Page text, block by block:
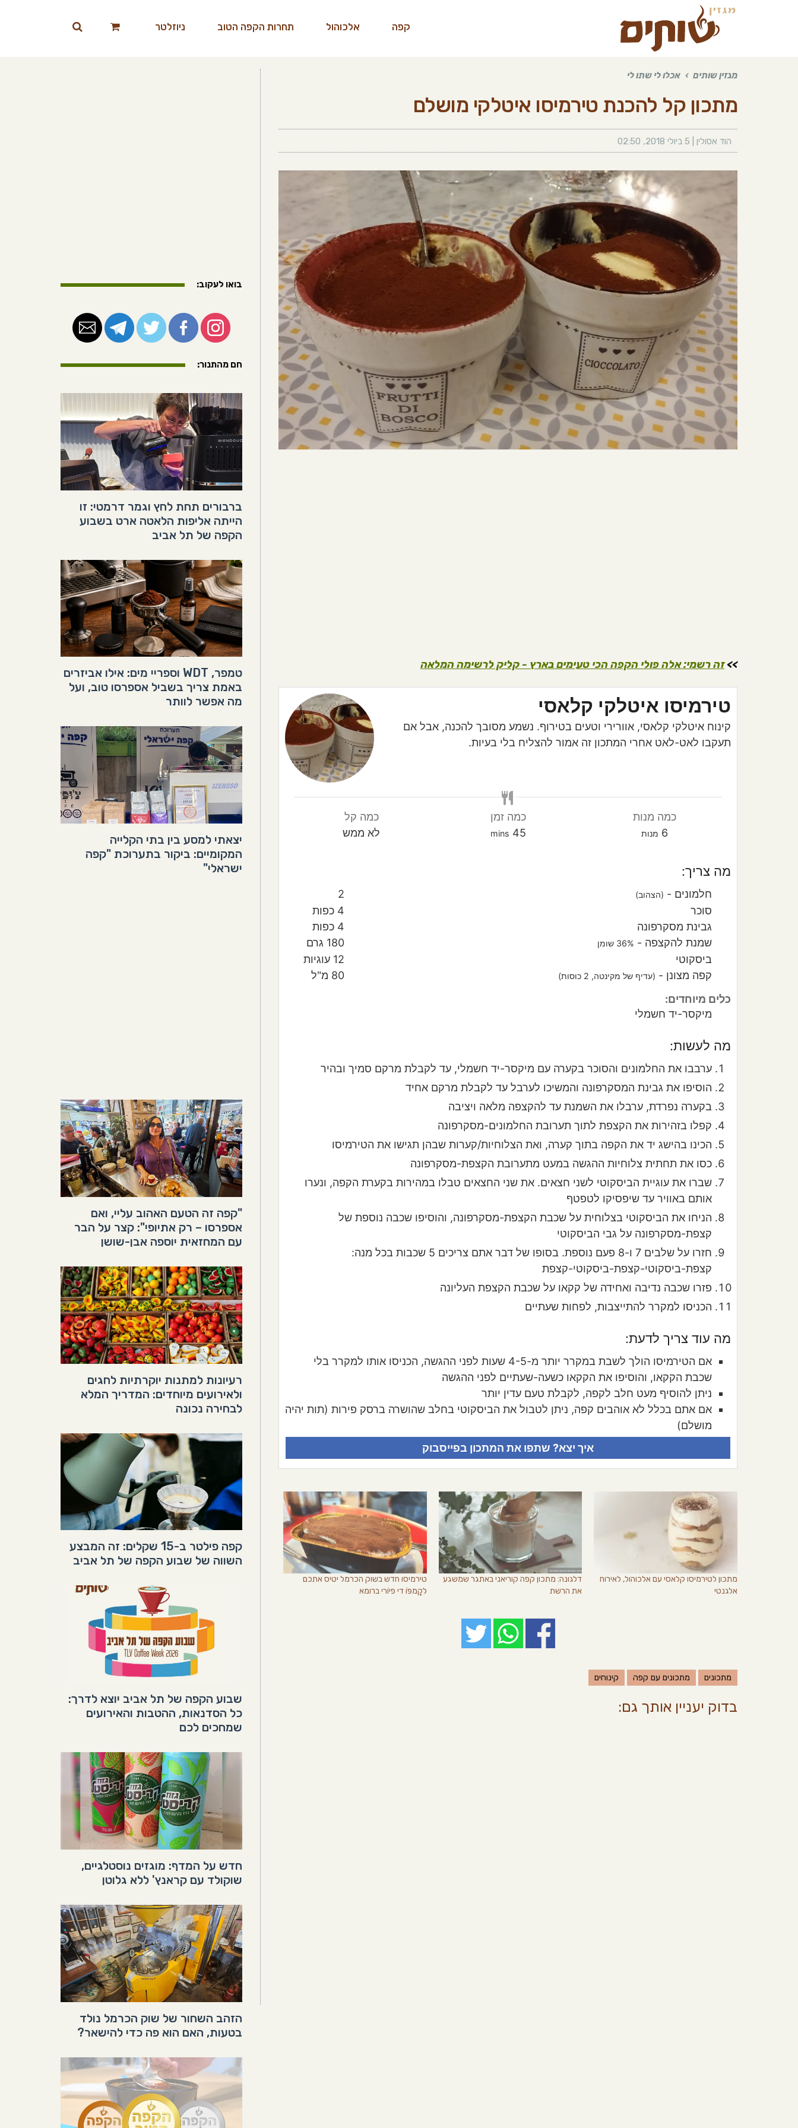
קפה אלכוהול תחרות הקפה הטוב ניוזלטר
מגזין שותים › אכלו לי שתו לי
מתכון קל להכנת טירמיסו איטלקי מושלם
הוד אסולין 5 ביולי 2018 ,
02:50
>>זה רשמי: אלה פולי הקפה הכי טעימים בארץ - קליק לרשימה המלאה
טירמיסו איטלקי קלאסי
קינוח איטלקי קלאסי, אוורירי וטעים בטירוף. נשמע מסובך להכנה, אבל אם
תעקבו לאט-לאט אחרי המתכון זה אמור להצליח בלי בעיות.
כמה מנות
6 מנות
כמה זמן
45
minutes
mins
כמה קל
לא ממש
מה צריך:
חלמונים - (הצהוב)
2
סוכר
4 כפות
גבינת מסקרפונה
4 כפות
שמנת להקצפה - 36% שומן 180 גרם
ביסקוטי
12 עוגיות
קפה מצונן - (עדיף של מקינטה, 2 כוסות) 80 מ"ל
כלים מיוחדים:
מיקסר-יד חשמלי
מה לעשות:
ערבבו את החלמונים והסוכר בקערה עם מיקסר-יד חשמלי, עד לקבלת מרקם סמיך ובהיר
הוסיפו את גבינת המסקרפונה והמשיכו לערבל עד לקבלת מרקם אחיד
בקערה נפרדת, ערבלו את השמנת עד להקצפה מלאה ויציבה
קפלו בזהירות את הקצפת לתוך תערובת החלמונים-מסקרפונה
הכינו בהישג יד את הקפה בתוך קערה, ואת הצלוחיות/קערות שבהן תגישו את הטירמיסו
כסו את תחתית צלוחיות ההגשה במעט מתערובת הקצפת-מסקרפונה
שברו את עוגיית הביסקוטי לשני חצאים. את שני החצאים טבלו במהירות בקערת הקפה, ונערו
אותם באוויר עד שיפסיקו לטפטף
הניחו את הביסקוטי בצלוחית על שכבת הקצפת-מסקרפונה, והוסיפו שכבה נוספת של
קצפת-מסקרפונה על גבי הביסקוטי
חזרו על שלבים 7 ו-8 פעם נוספת. בסופו של דבר אתם צריכים 5 שכבות בכל מנה:
קצפת-ביסקוטי-קצפת-ביסקוטי-קצפת
פזרו שכבה נדיבה ואחידה של קקאו על שכבת הקצפת העליונה
הכניסו למקרר להתייצבות, לפחות שעתיים
מה עוד צריך לדעת:
אם הטירמיסו הולך לשבת במקרר יותר מ-4-5 שעות לפני ההגשה, הכניסו אותו למקרר בלי
שכבת הקקאו, והוסיפו את הקקאו כשעה-שעתיים לפני ההגשה
ניתן להוסיף מעט חלב לקפה, לקבלת טעם עדין יותר
אם אתם בכלל לא אוהבים קפה, ניתן לטבול את הביסקוטי בחלב שהושרה ברסק פירות (תות יהיה
מושלם)
איך יצא? שתפו את המתכון בפייסבוק
מתכון לטירמיסו קלאסי עם אלכוהול, לאירוח
אלגנטי
דלגונה: מתכון קפה קוריאני באתגר שמשגע
את הרשת
טירמיסו חדש בשוק הכרמל יטיס אתכם
לקָמפּוֹ די פיוֹרי ברומא
מתכונים מתכונים עם קפה קינוחים
בדוק יעניין אותך גם:
בואו לעקוב:
חם מהתנור:
ברבורים תחת לחץ וגמר דרמטי: זו
הייתה אליפות הלאטה ארט בשבוע
הקפה של תל אביב
טמפר, WDT וספריי מים: אילו אביזרים
באמת צריך בשביל אספרסו טוב, ועל
מה אפשר לוותר
יצאתי למסע בין בתי הקלייה
המקומיים: ביקור בתערוכת "קפה
ישראלי"
"קפה זה הטעם האהוב עליי, ואם
אספרסו – רק אתיופי": קצר על הבר
עם המחזאית יוספה אבן-שושן
רעיונות למתנות יוקרתיות לחגים
ולאירועים מיוחדים: המדריך המלא
לבחירה נכונה
קפה פילטר ב-15 שקלים: זה המבצע
השווה של שבוע הקפה של תל אביב
שבוע הקפה של תל אביב יוצא לדרך:
כל הסדנאות, ההטבות והאירועים
שמחכים לכם
חדש על המדף: מוגזים נוסטלגיים,
שוקולד עם קראנץ' ללא גלוטן
הזהב השחור של שוק הכרמל נולד
בטעות, האם הוא פה כדי להישאר?